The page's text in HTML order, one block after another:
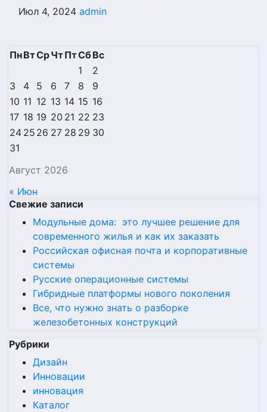
Июл 4, 2024 admin
Август 2026
ПнВтСрЧтПтСбВс
1
2
3
4 5 6 7 8
9
10 11 12 13 14 15 16
17 18 19 20 21 22 23
24 25 26 27 28 29 30
31
« Июн
Свежие записи
Модульные дома: это лучшее решение для
современного жилья и как их заказать
Российская офисная почта и корпоративные
системы
Русские операционные системы
Гибридные платформы нового поколения
Все, что нужно знать о разборке
железобетонных конструкций
Рубрики
Дизайн
Инновации
инновация
Каталог